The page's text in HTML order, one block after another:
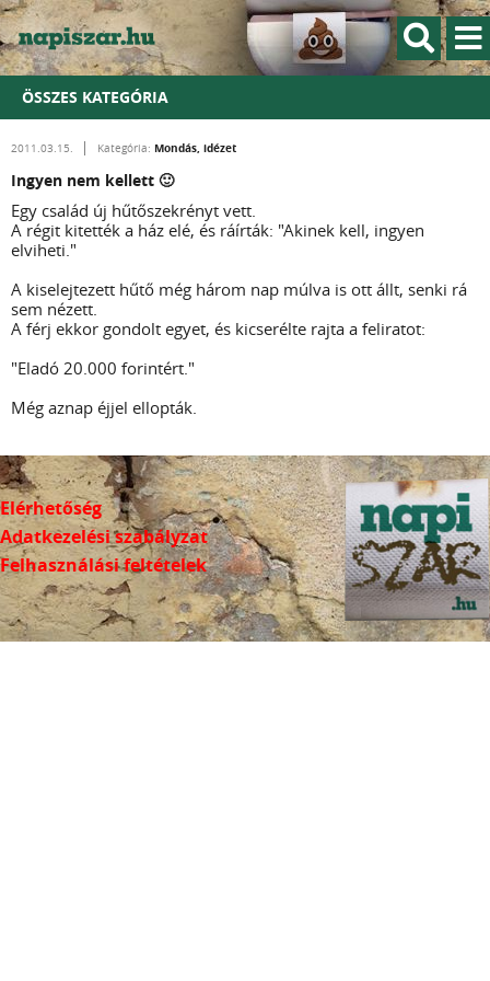
ÖSSZES KATEGÓRIA
2011.03.15. Kategória: Mondás, idézet
Ingyen nem kellett 🙂
Egy család új hűtőszekrényt vett.
A régit kitették a ház elé, és ráírták: "Akinek kell, ingyen
elviheti."
A kiselejtezett hűtő még három nap múlva is ott állt, senki rá
sem nézett.
A férj ekkor gondolt egyet, és kicserélte rajta a feliratot:
"Eladó 20.000 forintért."
Még aznap éjjel ellopták.
Elérhetőség
Adatkezelési szabályzat
Felhasználási feltételek